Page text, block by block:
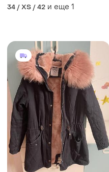
34 / XS / 42 и еще 1